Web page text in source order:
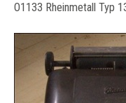
O1133 Rheinmetall Typ